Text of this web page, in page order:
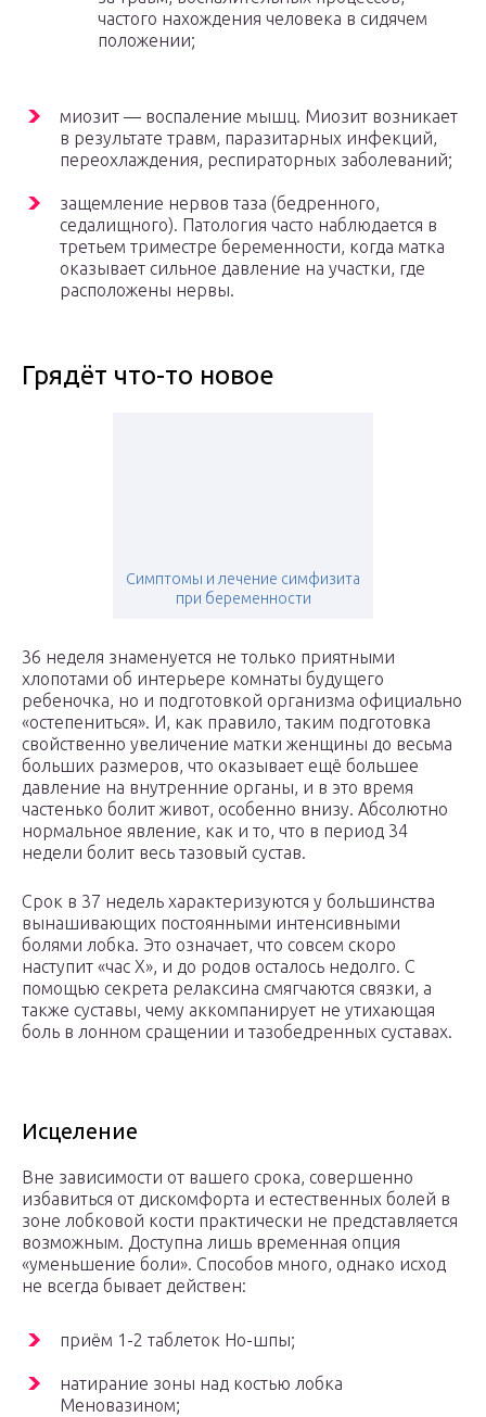
частого нахождения человека в сидячем
положении;
миозит — воспаление мышц. Миозит возникает
в результате травм, паразитарных инфекций,
переохлаждения, респираторных заболеваний;
защемление нервов таза (бедренного,
седалищного). Патология часто наблюдается в
третьем триместре беременности, когда матка
оказывает сильное давление на участки, где
расположены нервы.
Грядёт что-то новое
Симптомы и лечение симфизита
при беременности
36 неделя знаменуется не только приятными
хлопотами об интерьере комнаты будущего
ребеночка, но и подготовкой организма официально
«остепениться». И, как правило, таким подготовка
свойственно увеличение матки женщины до весьма
больших размеров, что оказывает ещё большее
давление на внутренние органы, и в это время
частенько болит живот, особенно внизу. Абсолютно
нормальное явление, как и то, что в период 34
недели болит весь тазовый сустав.
Срок в 37 недель характеризуются у большинства
вынашивающих постоянными интенсивными
болями лобка. Это означает, что совсем скоро
наступит «час Х», и до родов осталось недолго. С
помощью секрета релаксина смягчаются связки, а
также суставы, чему аккомпанирует не утихающая
боль в лонном сращении и тазобедренных суставах.
Исцеление
Вне зависимости от вашего срока, совершенно
избавиться от дискомфорта и естественных болей в
зоне лобковой кости практически не представляется
возможным. Доступна лишь временная опция
«уменьшение боли». Способов много, однако исход
не всегда бывает действен:
приём 1-2 таблеток Но-шпы;
натирание зоны над костью лобка
Меновазином;